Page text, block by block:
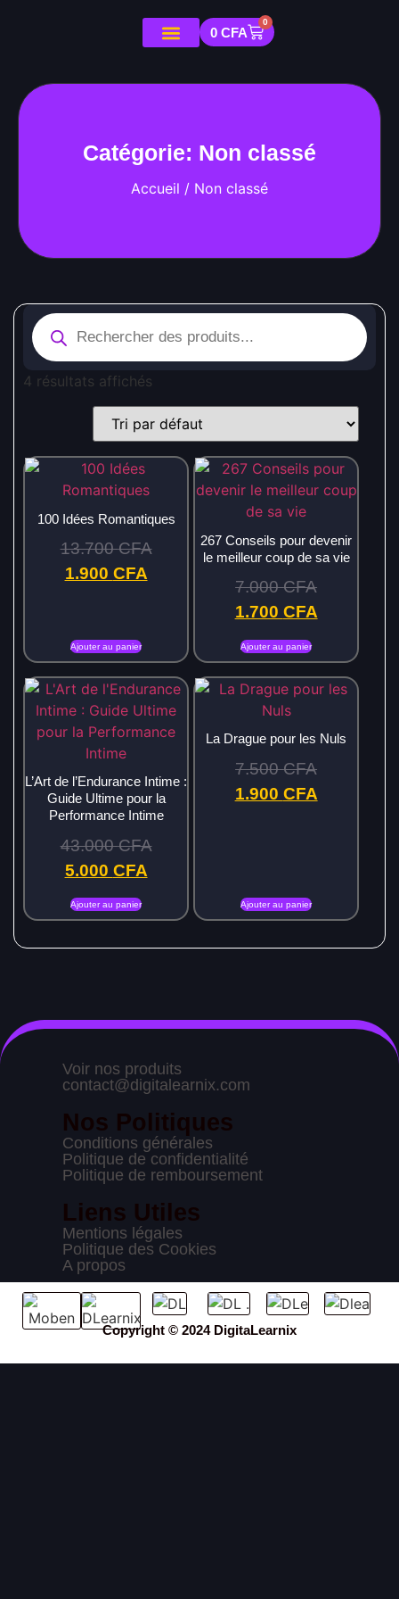
0 CFA
0
Catégorie: Non classé
Accueil / Non classé
4 résultats affichés
100 Idées Romantiques
13.700CFA
1.900 CFA
Ajouter au panier
267 Conseils pour devenir
le meilleur coup de sa vie
7.000CFA
1.700 CFA
Ajouter au panier
L’Art de l’Endurance Intime :
Guide Ultime pour la
Performance Intime
43.000CFA
5.000 CFA
Ajouter au panier
La Drague pour les Nuls
7.500CFA
1.900 CFA
Ajouter au panier
Voir nos produits
contact@digitalearnix.com
Nos Politiques
Conditions générales
Politique de confidentialité
Politique de remboursement
Liens Utiles
Mentions légales
Politique des Cookies
A propos
Copyright © 2024 DigitaLearnix